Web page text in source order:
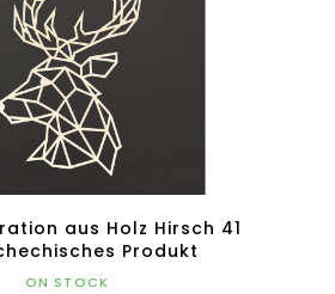
aus Holz Hirsch 41
Produkt
ON STOCK